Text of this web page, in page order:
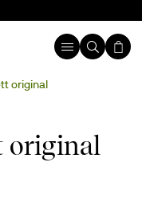
original
original